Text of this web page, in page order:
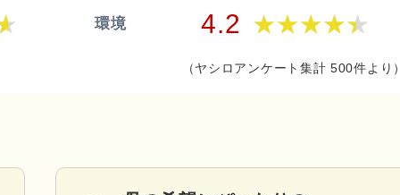
環境 4.2
（ヤシロアンケート集計 500件より）